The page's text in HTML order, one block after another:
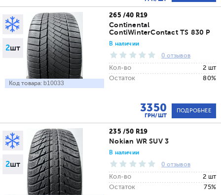
2шт
Код товара: b10033
265 /40 R19
Continental
ContiWinterContact TS 830 P
В наличии
0 отзывов
Кол-во
2 шт
Остаток
80%
3350
ГРН/ШТ
ПОДРОБНЕЕ
2шт
235 /50 R19
Nokian WR SUV 3
В наличии
0 отзывов
Кол-во
2 шт
Остаток
75%